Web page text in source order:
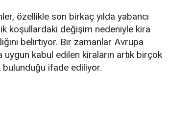
özellikle son birkaç yılda yabancı
koşullardaki değişim nedeniyle kira
belirtiyor. Bir zamanlar Avrupa
kabul edilen kiraların artık birçok
bulunduğu ifade ediliyor.